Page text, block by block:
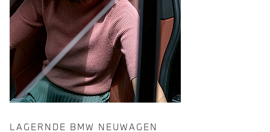
LAGERNDE BMW NEUWAGEN